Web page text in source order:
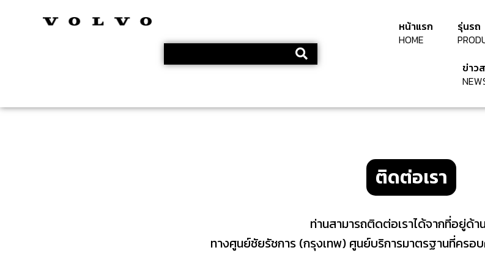
หน้าแรก
HOME
รุ่นรถ
ข่าว
ติดต่อเรา
ท่านสามารถติดต่อเราได้จากที่อยู่ด้า
ทางศูนย์ชัยรัชการ (กรุงเทพ) ศูนย์บริการมาตรฐานที่ครอ